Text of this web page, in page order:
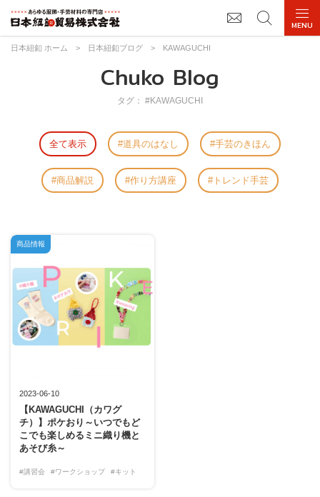
日本紐釦 ホーム > 日本紐釦ブログ > KAWAGUCHI
Chuko Blog
タグ： #KAWAGUCHI
全て表示 道具のはなし 手芸のきほん
商品解説 作り方講座 トレンド手芸
2023-06-10
【KAWAGUCHI（カワグ
チ）】ポケおり～いつでもど
こでも楽しめるミニ織り機と
あそび糸～
#講習会 #ワークショップ #キット
商品情報